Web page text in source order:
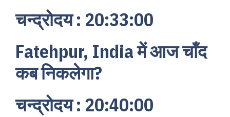
चन्द्रोदय : 20:33:00
Fatehpur, India में आज चाँद
कब निकलेगा?
चन्द्रोदय : 20:40:00